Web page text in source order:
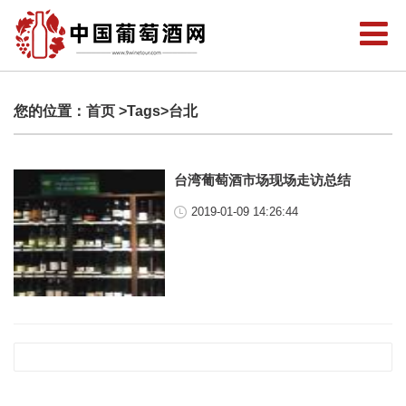
您的位置： 首页 >Tags>台北
台湾葡萄酒市场现场走访总结
2019-01-09 14:26:44